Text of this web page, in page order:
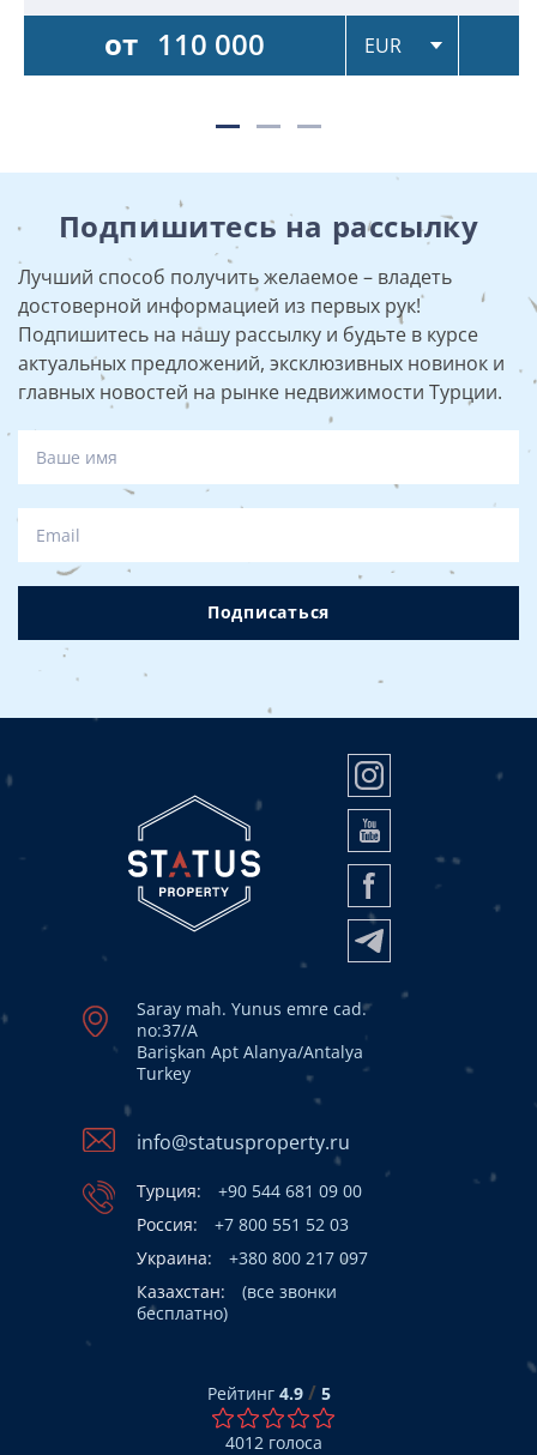
от 110 000
Подпишитесь на рассылку
Лучший способ получить желаемое – владеть
достоверной информацией из первых рук!
Подпишитесь на нашу рассылку и будьте в курсе
актуальных предложений, эксклюзивных новинок и
главных новостей на рынке недвижимости Турции.
Подписаться
Saray mah. Yunus emre cad.
no:37/A
Barişkan Apt Alanya/Antalya
Turkey
info@statusproperty.ru
Турция:
+90 544 681 09 00
Россия:
+7 800 551 52 03
Украина:
+380 800 217 097
Казахстан:
(все звонки
бесплатно)
Рейтинг 4.9/ 5
4012 голоса